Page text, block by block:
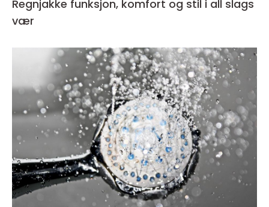
Regnjakke funksjon, komfort og stil i all slags
vær